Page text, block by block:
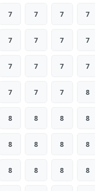
7 7 7 7
7 7 7 7
7 7 7 7
7 7 7 8
8 8 8 8
8 8 8 8
8 8 8 8